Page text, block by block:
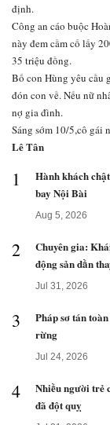
định.
Công an cáo buộc
này đem cầm cố lấy
35 triệu đồng.
Bố con Hùng yêu cầu
đón con về. Nếu nữ
nợ gia đình.
Sáng sớm 10/5,cô gái
Lê Tân
1
Hành khách
bay Nội Bài
Aug 5, 2026
2
Chuyên gia:
động sản dần
Jul 31, 2026
3
Pháp sơ tán
rừng
Jul 24, 2026
4
Nhiều người trẻ
đã đột quỵ